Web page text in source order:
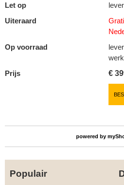
Let op
Uiteraard
Op voorraad
Prijs
€
powered by
Populair